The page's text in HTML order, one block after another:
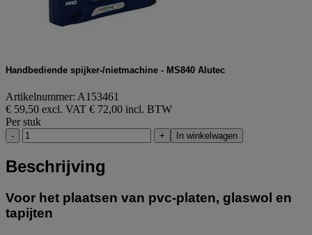
Handbediende spijker-/nietmachine - MS840 Alutec
Artikelnummer: A153461
€ 59,50 excl. VAT € 72,00 incl. BTW
Per stuk
- + In winkelwagen
Beschrijving
Voor het plaatsen van pvc-platen, glaswol en
tapijten